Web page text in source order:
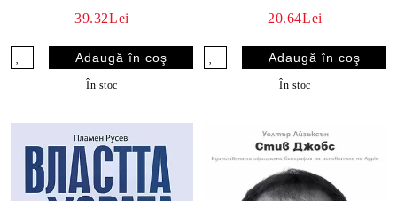
and Swing Trading Setups
39.32Lei
În stoc
20.64Lei
În stoc